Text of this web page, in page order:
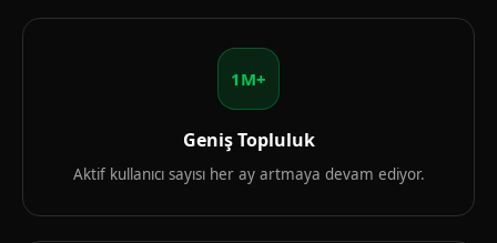
1M+
Geniş Topluluk
Aktif kullanıcı sayısı her ay artmaya devam ediyor.